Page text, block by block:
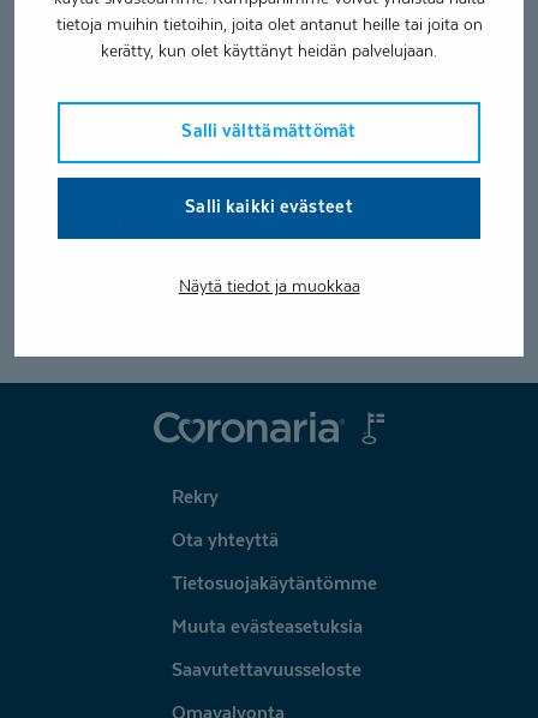
tietoja muihin tietoihin, joita olet antanut heille tai joita on
kerätty, kun olet käyttänyt heidän palvelujaan.
Salli välttämättömät
Salli kaikki evästeet
Näytä tiedot ja muokkaa
Toimipaikat
Coronaria
Rekry
Ota yhteyttä
Tietosuojakäytäntömme
Muuta evästeasetuksia
Saavutettavuusseloste
Omavalvonta